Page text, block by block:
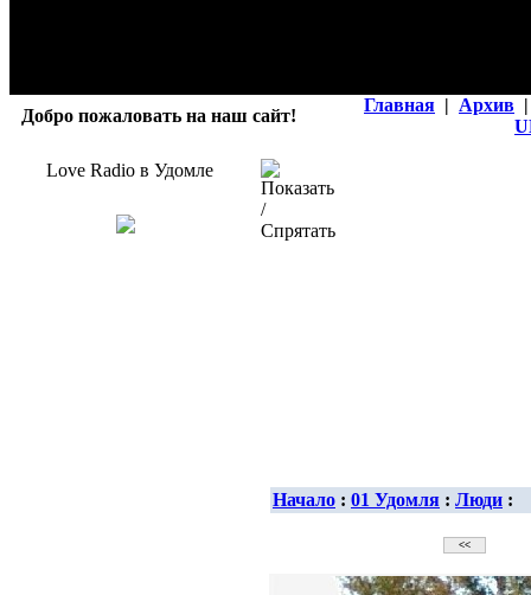
Добро пожаловать на наш сайт!
Главная | Архив |
Love Radio в Удомле
Начало : 01 Удомля : Люди :